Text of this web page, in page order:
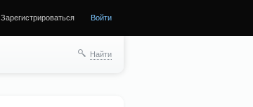
Зарегистрироваться Войти
Найти